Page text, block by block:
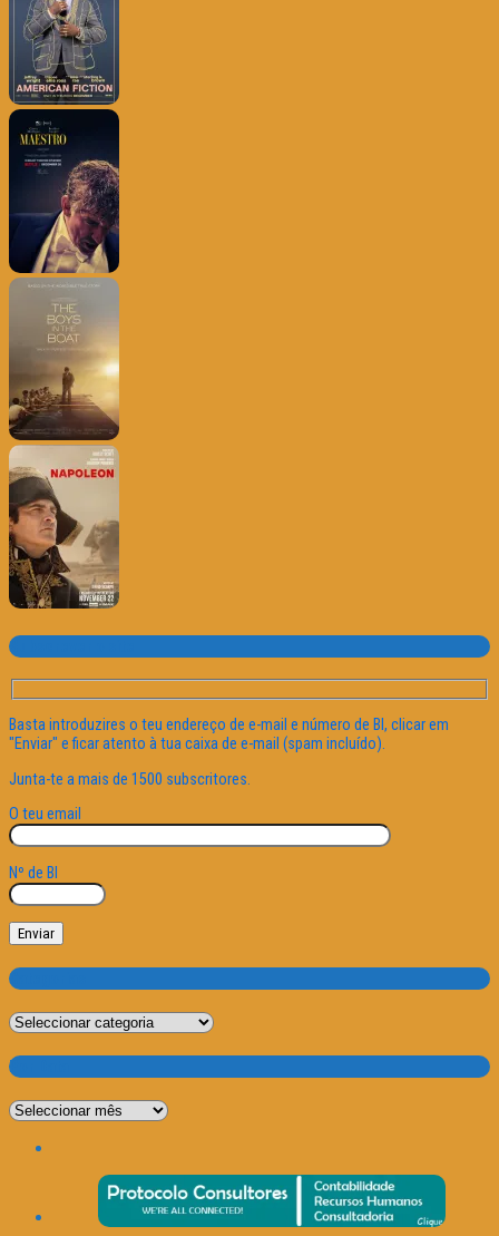
Subscrever o site
Basta introduzires o teu endereço de e-mail e número de BI, clicar em
"Enviar" e ficar atento à tua caixa de e-mail (spam incluído).
Junta-te a mais de 1500 subscritores.
O teu email
Nº de BI
Categorias
Categorias
Por Data
Por